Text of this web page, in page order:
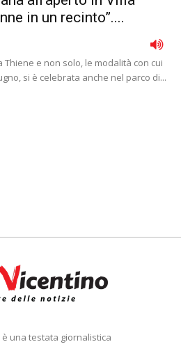
in un recinto”....
e non solo, le modalità con cui
si è celebrata anche nel parco di...
è una testata giornalistica